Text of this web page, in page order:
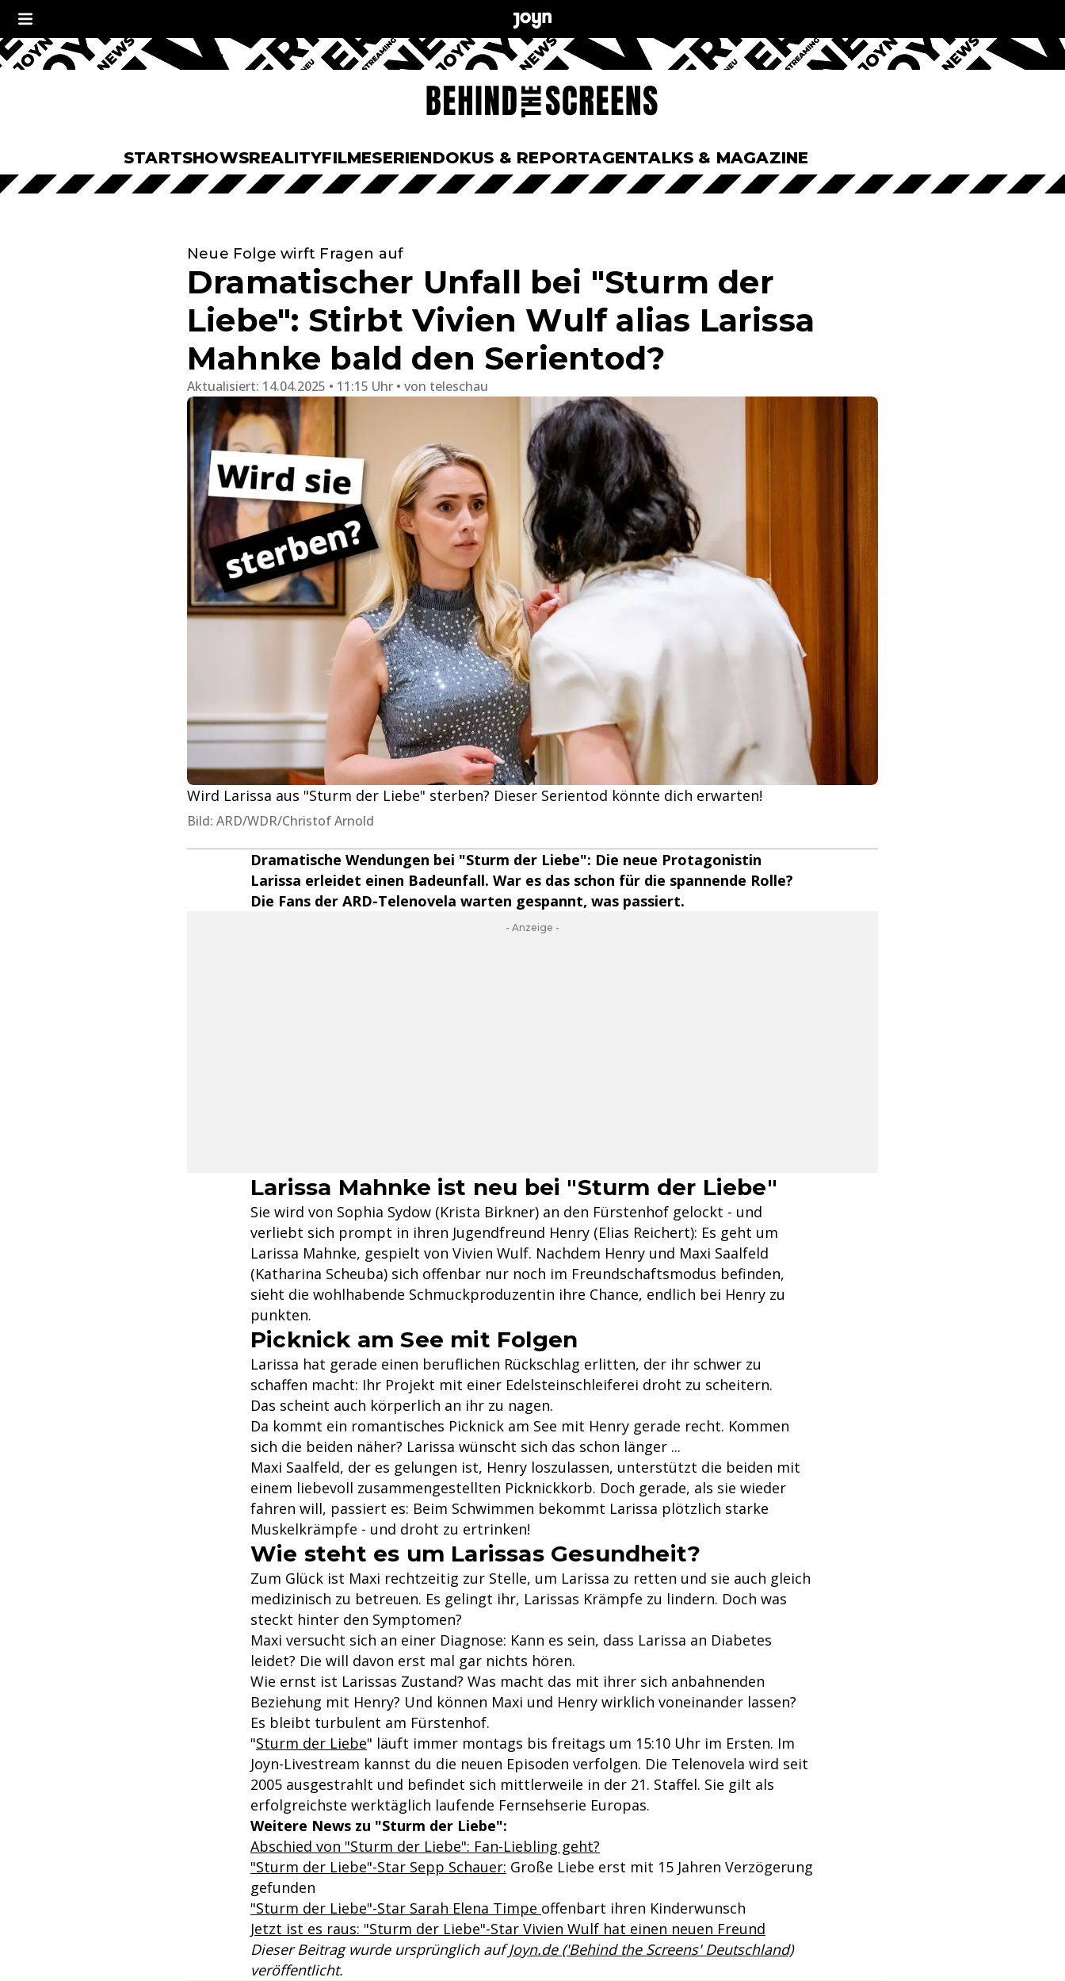
STARTSHOWSREALITYFILMESERIENDOKUS & REPORTAGENTALKS & MAGAZINE
Neue Folge wirft Fragen auf
Dramatischer Unfall bei "Sturm der
Liebe": Stirbt Vivien Wulf alias Larissa
Mahnke bald den Serientod?
Aktualisiert: 14.04.2025 • 11:15 Uhr von teleschau
Wird Larissa aus "Sturm der Liebe" sterben? Dieser Serientod könnte dich erwarten!
Bild: ARD/WDR/Christof Arnold
Dramatische Wendungen bei "Sturm der Liebe": Die neue Protagonistin
Larissa erleidet einen Badeunfall. War es das schon für die spannende Rolle?
Die Fans der ARD-Telenovela warten gespannt, was passiert.
- Anzeige -
Larissa Mahnke ist neu bei "Sturm der Liebe"
Sie wird von Sophia Sydow (Krista Birkner) an den Fürstenhof gelockt - und
verliebt sich prompt in ihren Jugendfreund Henry (Elias Reichert): Es geht um
Larissa Mahnke, gespielt von Vivien Wulf. Nachdem Henry und Maxi Saalfeld
(Katharina Scheuba) sich offenbar nur noch im Freundschaftsmodus befinden,
sieht die wohlhabende Schmuckproduzentin ihre Chance, endlich bei Henry zu
punkten.
Picknick am See mit Folgen
Larissa hat gerade einen beruflichen Rückschlag erlitten, der ihr schwer zu
schaffen macht: Ihr Projekt mit einer Edelsteinschleiferei droht zu scheitern.
Das scheint auch körperlich an ihr zu nagen.
Da kommt ein romantisches Picknick am See mit Henry gerade recht. Kommen
sich die beiden näher? Larissa wünscht sich das schon länger ...
Maxi Saalfeld, der es gelungen ist, Henry loszulassen, unterstützt die beiden mit
einem liebevoll zusammengestellten Picknickkorb. Doch gerade, als sie wieder
fahren will, passiert es: Beim Schwimmen bekommt Larissa plötzlich starke
Muskelkrämpfe - und droht zu ertrinken!
Wie steht es um Larissas Gesundheit?
Zum Glück ist Maxi rechtzeitig zur Stelle, um Larissa zu retten und sie auch gleich
medizinisch zu betreuen. Es gelingt ihr, Larissas Krämpfe zu lindern. Doch was
steckt hinter den Symptomen?
Maxi versucht sich an einer Diagnose: Kann es sein, dass Larissa an Diabetes
leidet? Die will davon erst mal gar nichts hören.
Wie ernst ist Larissas Zustand? Was macht das mit ihrer sich anbahnenden
Beziehung mit Henry? Und können Maxi und Henry wirklich voneinander lassen?
Es bleibt turbulent am Fürstenhof.
"Sturm der Liebe" läuft immer montags bis freitags um 15:10 Uhr im Ersten. Im
Joyn-Livestream kannst du die neuen Episoden verfolgen. Die Telenovela wird seit
2005 ausgestrahlt und befindet sich mittlerweile in der 21. Staffel. Sie gilt als
erfolgreichste werktäglich laufende Fernsehserie Europas.
Weitere News zu "Sturm der Liebe":
Abschied von "Sturm der Liebe": Fan-Liebling geht?
"Sturm der Liebe"-Star Sepp Schauer: Große Liebe erst mit 15 Jahren Verzögerung
gefunden
"Sturm der Liebe"-Star Sarah Elena Timpe offenbart ihren Kinderwunsch
Jetzt ist es raus: "Sturm der Liebe"-Star Vivien Wulf hat einen neuen Freund
Dieser Beitrag wurde ursprünglich aufJoyn.de ('Behind the Screens' Deutschland)
veröffentlicht.